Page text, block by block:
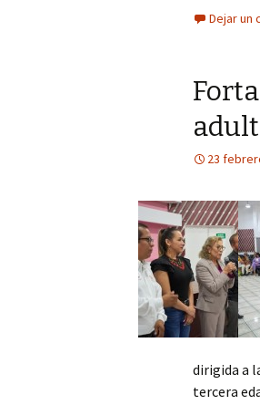
Dejar un
23
dirigida a
tercera